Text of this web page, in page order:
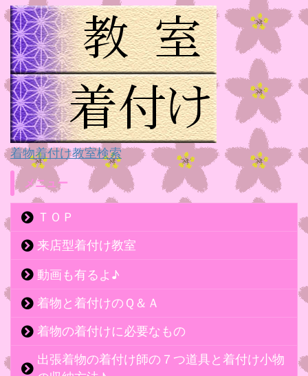
着物着付け教室検索
メニュー
ＴＯＰ
来店型着付け教室
動画も有るよ♪
着物と着付けのＱ＆Ａ
着物の着付けに必要なもの
出張着物の着付け師の７つ道具と着付け小物